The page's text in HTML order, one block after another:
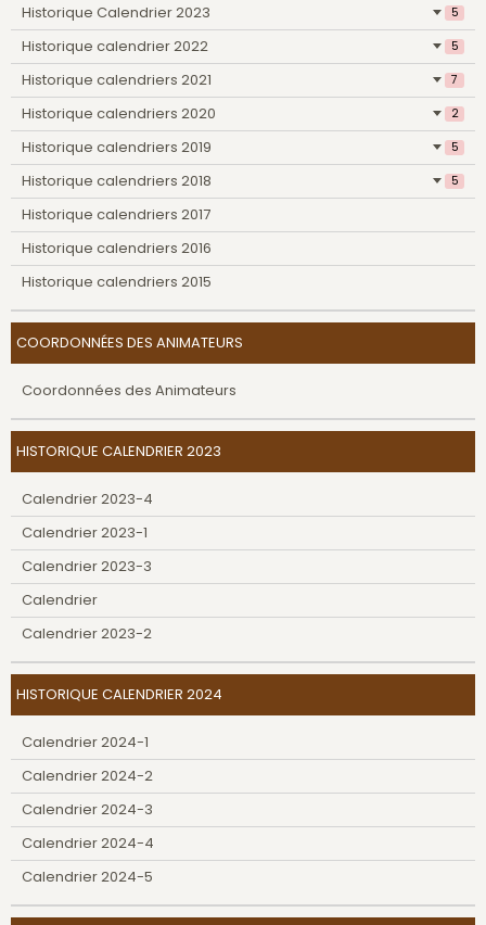
Historique Calendrier 2023 5
Historique calendrier 2022 5
Historique calendriers 2021 7
Historique calendriers 2020 2
Historique calendriers 2019 5
Historique calendriers 2018 5
Historique calendriers 2017
Historique calendriers 2016
Historique calendriers 2015
COORDONNÉES DES ANIMATEURS
Coordonnées des Animateurs
HISTORIQUE CALENDRIER 2023
Calendrier 2023-4
Calendrier 2023-1
Calendrier 2023-3
Calendrier
Calendrier 2023-2
HISTORIQUE CALENDRIER 2024
Calendrier 2024-1
Calendrier 2024-2
Calendrier 2024-3
Calendrier 2024-4
Calendrier 2024-5